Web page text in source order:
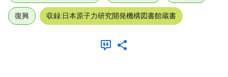
復興 収録:日本原子力研究開発機構図書館蔵書